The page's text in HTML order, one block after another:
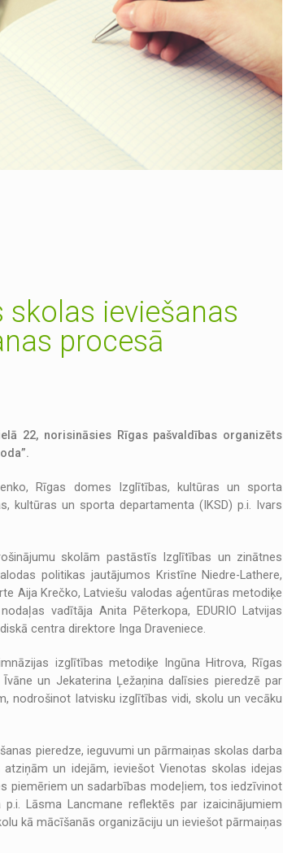
ieviešanas
procesā
22, norisināsies Rīgas pašvaldības organizēts
Rīgas domes Izglītības, kultūras un sporta
kultūras un sporta departamenta (IKSD) p.i. Ivars
skolām pastāstīs Izglītības un zinātnes
politikas jautājumos Kristīne Niedre-Lathere,
Aija Krečko, Latviešu valodas aģentūras metodiķe
vadītāja Anita Pēterkopa, EDURIO Latvijas
centra direktore Inga Draveniece.
izglītības metodiķe Ingūna Hitrova, Rīgas
un Jekaterina Ļežaņina dalīsies pieredzē par
nodrošinot latvisku izglītības vidi, skolu un vecāku
pieredze, ieguvumi un pārmaiņas skolas darba
un idejām, ieviešot Vienotas skolas idejas
piemēriem un sadarbības modeļiem, tos iedzīvinot
Lāsma Lancmane reflektēs par izaicinājumiem
kā mācīšanās organizāciju un ieviešot pārmaiņas